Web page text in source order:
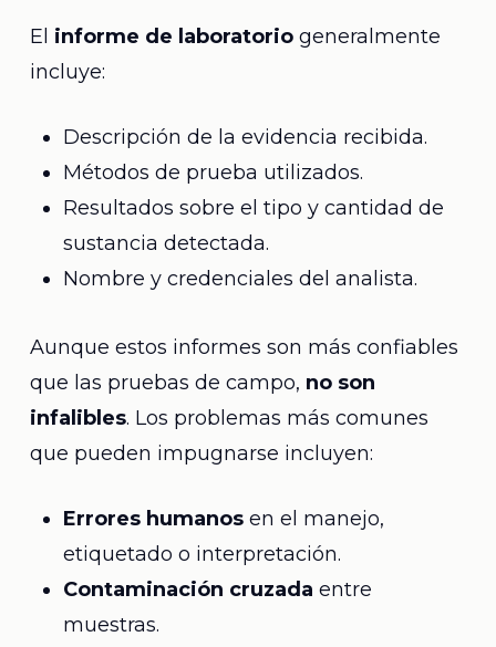
El informe de laboratoriogeneralmente
incluye:
Descripción de la evidencia recibida.
Métodos de prueba utilizados.
Resultados sobre el tipo y cantidad de
sustancia detectada.
Nombre y credenciales del analista.
Aunque estos informes son más confiables
que las pruebas de campo, no son
infalibles. Los problemas más comunes
que pueden impugnarse incluyen:
Errores humanosen el manejo,
etiquetado o interpretación.
Contaminación cruzada entre
muestras.